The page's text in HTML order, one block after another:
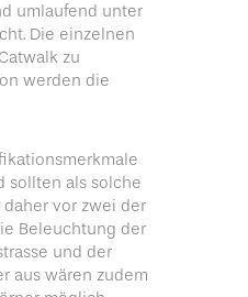
umlaufend unter
Die einzelnen
zu
werden die
sollten als solche
vor zwei der
Beleuchtung der
und der
aus wären zudem